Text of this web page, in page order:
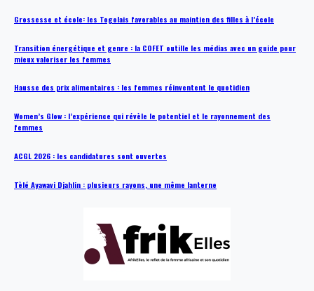
Grossesse et école: les Togolais favorables au maintien des filles à l’école
Transition énergétique et genre : la COFET outille les médias avec un guide pour
mieux valoriser les femmes
Hausse des prix alimentaires : les femmes réinventent le quotidien
Women’s Glow : l’expérience qui révèle le potentiel et le rayonnement des
femmes
ACGL 2026 : les candidatures sont ouvertes
Tèlé Ayawavi Djahlin : plusieurs rayons, une même lanterne